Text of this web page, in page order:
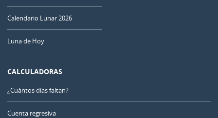
Calendario Lunar 2026
Luna de Hoy
CALCULADORAS
¿Cuántos días faltan?
Cuenta regresiva